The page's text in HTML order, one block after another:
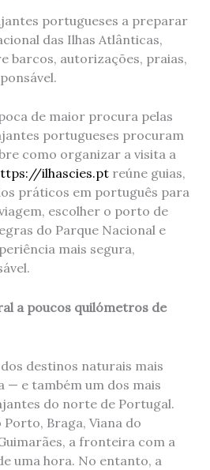
portugueses a preparar
das Ilhas Atlânticas,
barcos, autorizações, praias,
de maior procura pelas
portugueses procuram
como organizar a visita a
ilhascies.ptreúne guias,
práticos em português para
escolher o porto de
do Parque Nacional e
mais segura,
a poucos quilómetros de
destinos naturais mais
— e também um dos mais
do norte de Portugal.
Braga, Viana do
a fronteira com a
uma hora. No entanto, a